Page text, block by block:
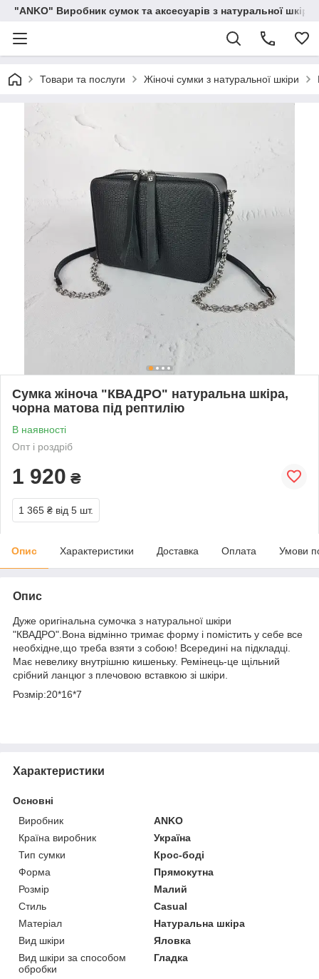
"ANKO" Виробник сумок та аксесуарів з натуральної шкіри.
Товари та послуги Жіночі сумки з натуральної шкіри
Сумка жіноча "КВАДРО" натуральна шкіра,
чорна матова під рептилію
В наявності
Опт і роздріб
1 920 ₴
1 365 ₴ від 5 шт.
Опис Характеристики Доставка Оплата Умови
Опис
Дуже оригінальна сумочка з натуральної шкіри
"КВАДРО".Вона відмінно тримає форму і помістить у себе все
необхідне,що треба взяти з собою! Всередині на підкладці.
Має невелику внутрішню кишеньку. Ремінець-це щільний
срібний ланцюг з плечовою вставкою зі шкіри.
Розмір:20*16*7
Характеристики
Основні
Виробник
ANKO
Країна виробник
Україна
Тип сумки
Крос-боді
Форма
Прямокутна
Розмір
Малий
Стиль
Casual
Матеріал
Натуральна шкіра
Вид шкіри
Яловка
Вид шкіри за способом
обробки
Гладка